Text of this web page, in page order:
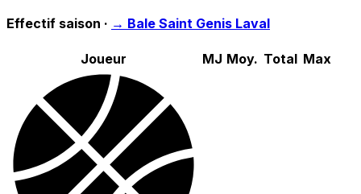
Effectif saison · → Bale Saint Genis Laval
Joueur MJ Moy. Total Max